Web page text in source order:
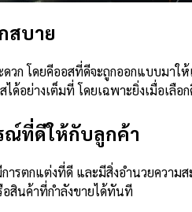
สบาย
วก โดยคีออสที่ดีจะถูกออกแบบมา
ด้อย่างเต็มที่ โดยเฉพาะยิ่งเมื่อเลือ
ณ์ที่ดีให้กับลูกค้า
ารตกแต่งที่ดี และมีสิ่งอำนวยความ
อสินค้าที่กำลังขายได้ทันที